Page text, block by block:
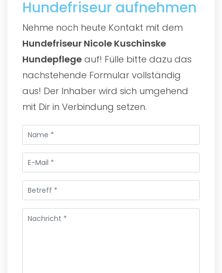
Hundefriseur aufnehmen
Nehme noch heute Kontakt mit dem
Hundefriseur Nicole Kuschinske
Hundepflege auf! Fülle bitte dazu das
nachstehende Formular vollständig
aus! Der Inhaber wird sich umgehend
mit Dir in Verbindung setzen.